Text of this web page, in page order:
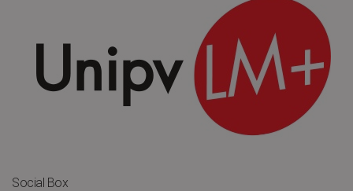
Social Box